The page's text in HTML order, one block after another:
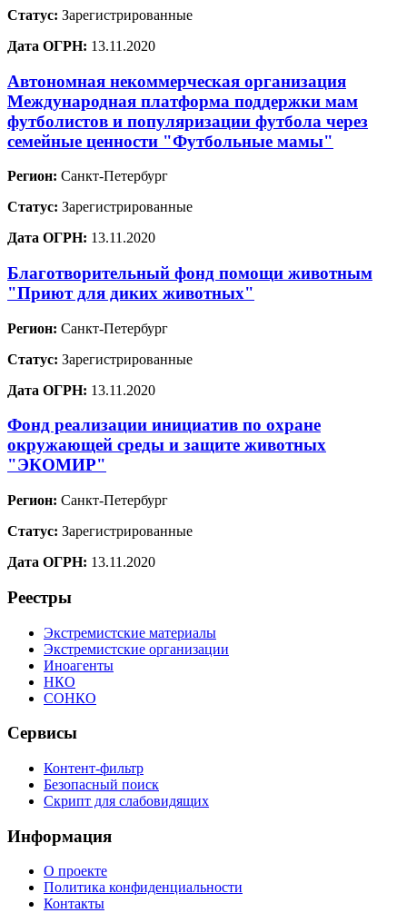
Статус: Зарегистрированные
Дата ОГРН: 13.11.2020
Автономная некоммерческая организация
Международная платформа поддержки мам
футболистов и популяризации футбола через
семейные ценности "Футбольные мамы"
Регион: Санкт-Петербург
Статус: Зарегистрированные
Дата ОГРН: 13.11.2020
Благотворительный фонд помощи животным
"Приют для диких животных"
Регион: Санкт-Петербург
Статус: Зарегистрированные
Дата ОГРН: 13.11.2020
Фонд реализации инициатив по охране
окружающей среды и защите животных
"ЭКОМИР"
Регион: Санкт-Петербург
Статус: Зарегистрированные
Дата ОГРН: 13.11.2020
Реестры
Экстремистские материалы
Экстремистские организации
Иноагенты
НКО
СОНКО
Сервисы
Контент-фильтр
Безопасный поиск
Скрипт для слабовидящих
Информация
О проекте
Политика конфиденциальности
Контакты